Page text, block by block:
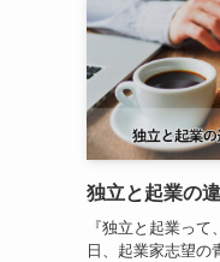
独立と起業の
『独立と起業っ
日、起業家志望の